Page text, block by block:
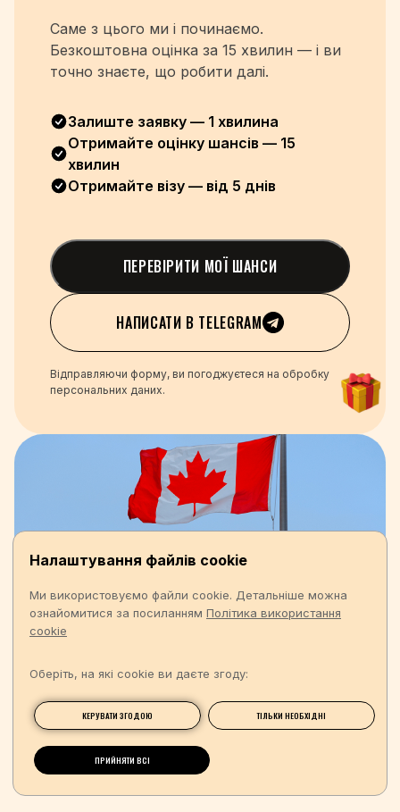
Саме з цього ми і починаємо.
Безкоштовна оцінка за 15 хвилин — і ви
точно знаєте, що робити далі.
Залиште заявку — 1 хвилина
Отримайте оцінку шансів — 15
хвилин
Отримайте візу — від 5 днів
ПЕРЕВІРИТИ МОЇ ШАНСИ
НАПИСАТИ В TELEGRAM
Відправляючи форму, ви погоджуєтеся на обробку
персональних даних.
Налаштування файлів cookie
Ми використовуємо файли cookie. Детальніше можна
ознайомитися за посиланням Політика використання
cookie
Оберіть, на які cookie ви даєте згоду:
КЕРУВАТИ ЗГОДОЮ ТІЛЬКИ НЕОБХІДНІ
ПРИЙНЯТИ ВСІ